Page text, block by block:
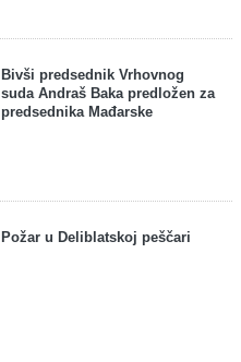
Bivši predsednik Vrhovnog
suda Andraš Baka predložen za
predsednika Mađarske
Požar u Deliblatskoj peščari